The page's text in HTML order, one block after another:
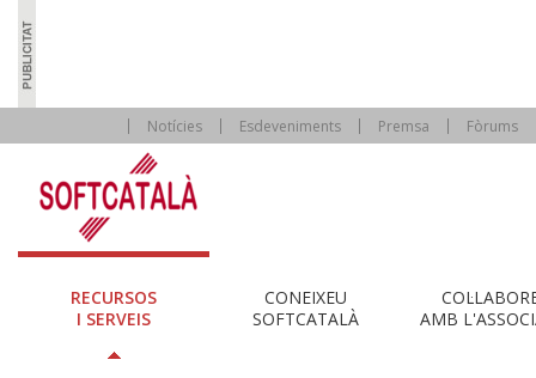
Notícies Esdeveniments Premsa Fòrums
RECURSOS
I SERVEIS
CONEIXEU
SOFTCATALÀ
AMB